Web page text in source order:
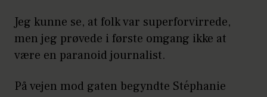
Jeg kunne se, at folk var superforvirrede,
men jeg prøvede i første omgang ikke at
være en paranoid journalist.
På vejen mod gaten begyndte Stéphanie